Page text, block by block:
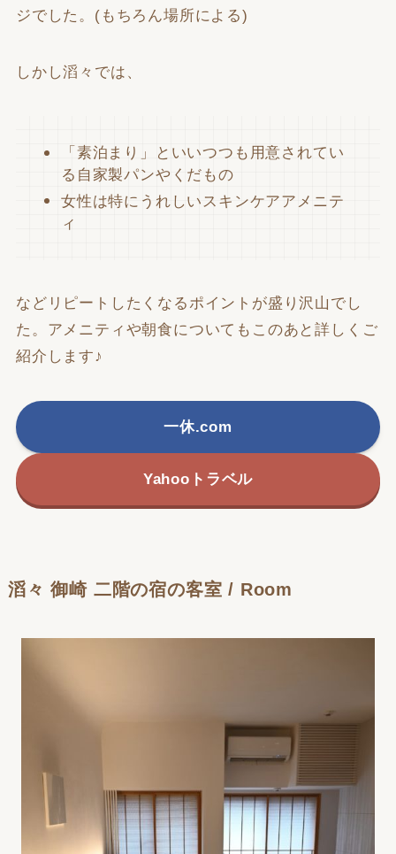
ジでした。(もちろん場所による)
しかし滔々では、
「素泊まり」といいつつも用意されてい
る自家製パンやくだもの
女性は特にうれしいスキンケアアメニテ
ィ
などリピートしたくなるポイントが盛り沢山でし
た。アメニティや朝食についてもこのあと詳しくご
紹介します♪
一休.com
Yahooトラベル
滔々 御崎 二階の宿の客室 / Room